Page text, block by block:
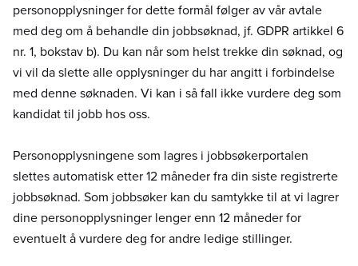
personopplysninger for dette formål følger av vår avtale
med deg om å behandle din jobbsøknad, jf. GDPR artikkel 6
nr. 1, bokstav b). Du kan når som helst trekke din søknad, og
vi vil da slette alle opplysninger du har angitt i forbindelse
med denne søknaden. Vi kan i så fall ikke vurdere deg som
kandidat til jobb hos oss.
Personopplysningene som lagres i jobbsøkerportalen
slettes automatisk etter 12 måneder fra din siste registrerte
jobbsøknad. Som jobbsøker kan du samtykke til at vi lagrer
dine personopplysninger lenger enn 12 måneder for
eventuelt å vurdere deg for andre ledige stillinger.